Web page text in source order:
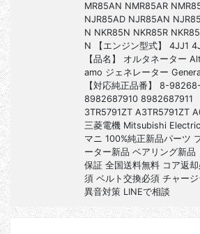
MR85AN NMR85AR
NJR85AD NJR85AN
N NKR85N NKR85R
N 【エンジン型式】 4JJ1
【品名】 オルタネーター
amo ジェネレーター
【対応純正品番】 8-
8982687910 8982687911
3TR5791ZT A3TR5791ZT
三菱電機 Mitsubishi
マニ 100%純正新品パーツ
ーター新品 ベアリング新品
保証 全国送料無料 コア返
須 ベルト交換必須 チャー
異音対策 LINEで相談